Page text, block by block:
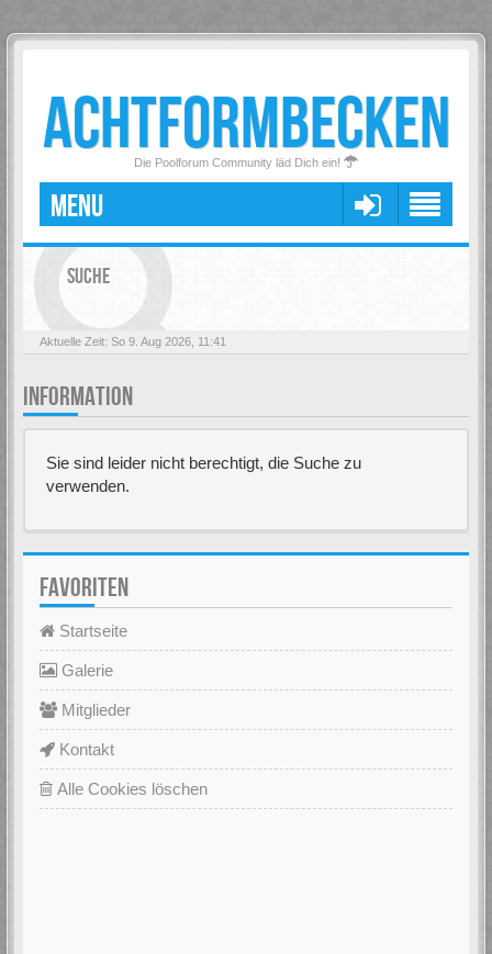
ACHTFORMBECKEN
Die Poolforum Community läd Dich ein!
MENU
SUCHE
Aktuelle Zeit: So 9. Aug 2026, 11:41
INFORMATION
Sie sind leider nicht berechtigt, die Suche zu
verwenden.
FAVORITEN
Startseite
Galerie
Mitglieder
Kontakt
Alle Cookies löschen